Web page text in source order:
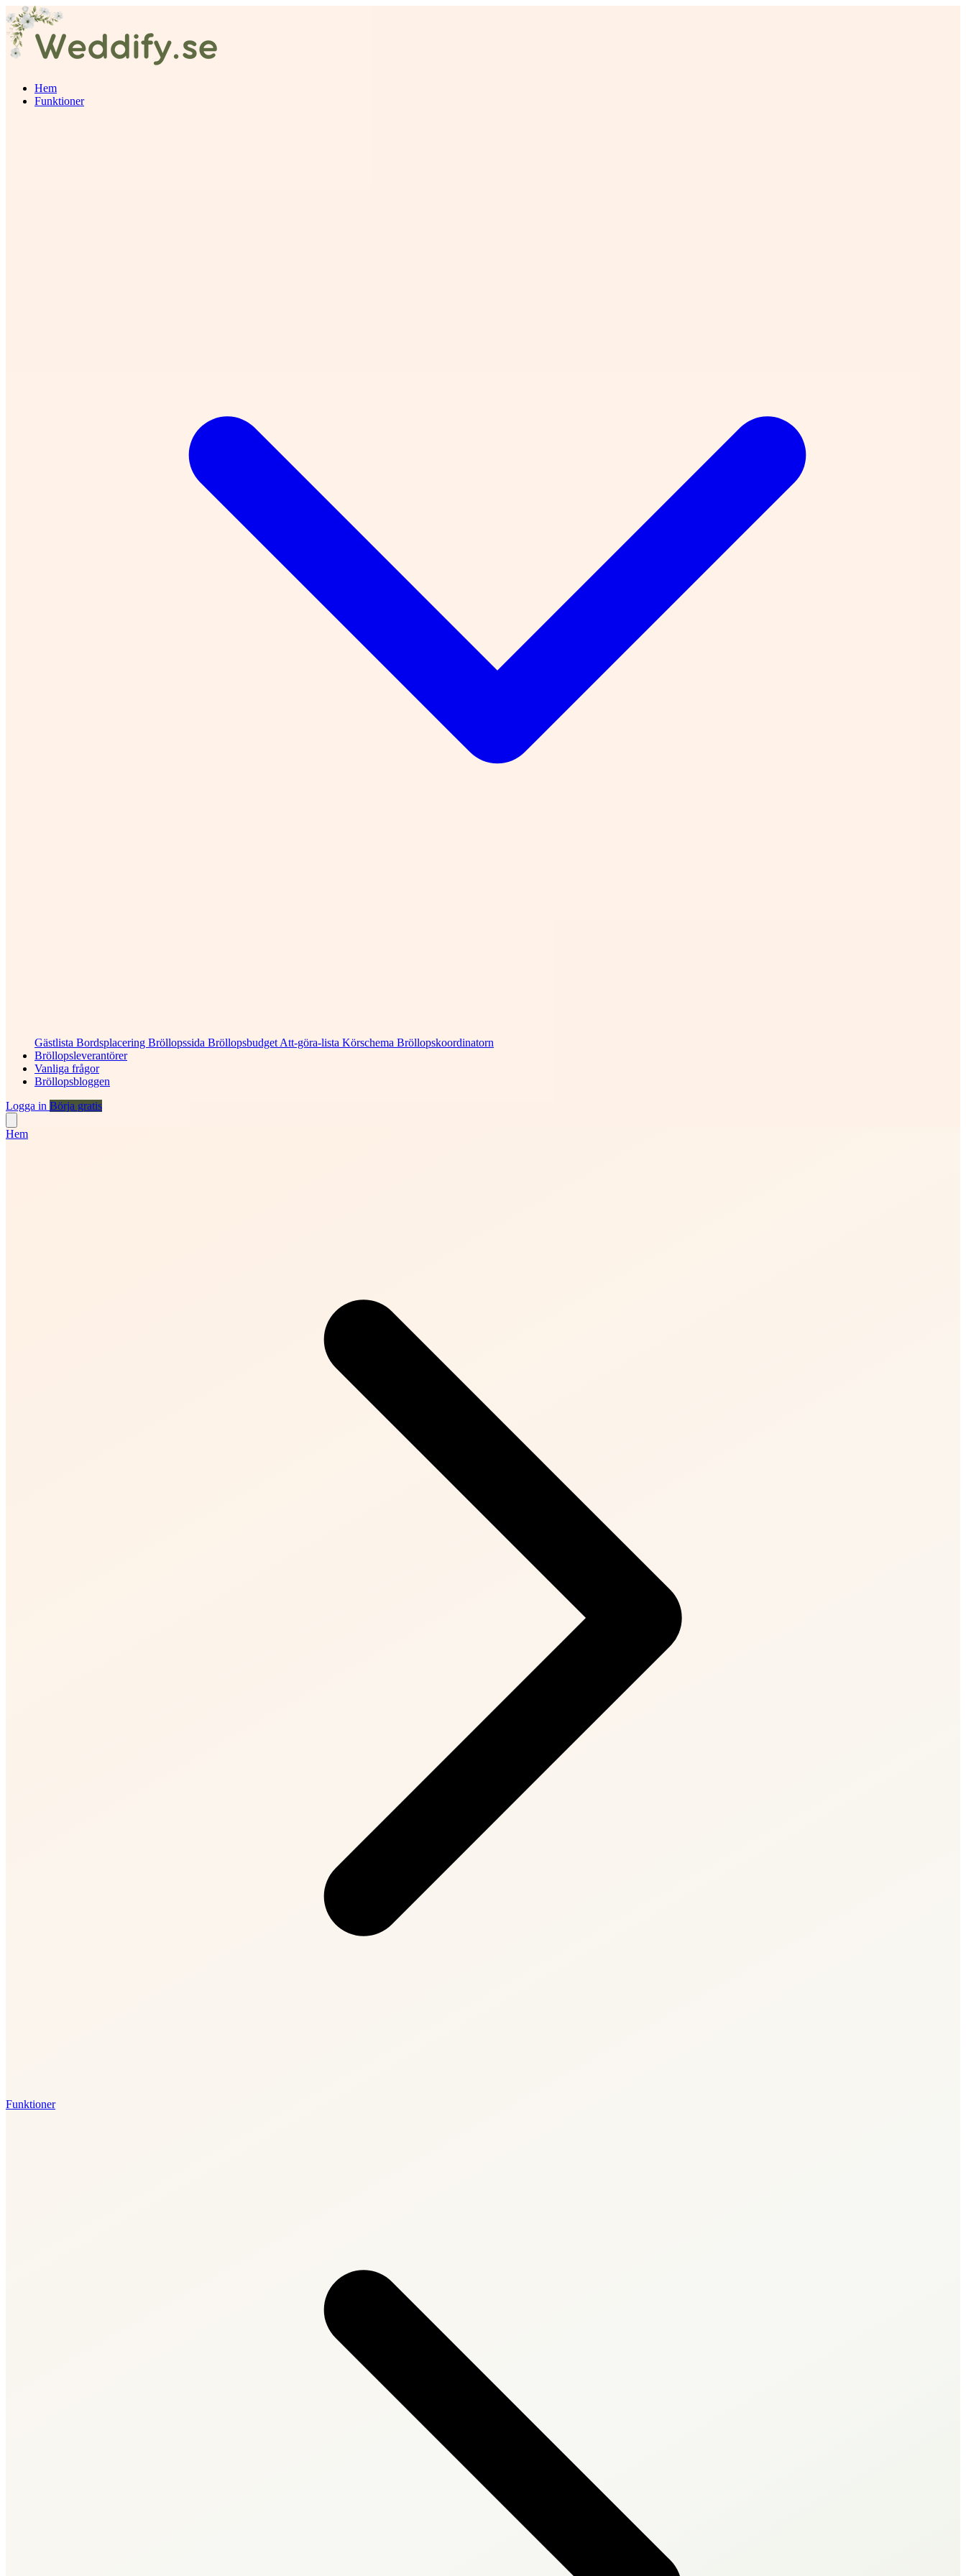
Hem
Funktioner
Gästlista Bordsplacering Bröllopssida Bröllopsbudget Att-göra-lista Körschema Bröllopskoordinatorn
Bröllopsleverantörer
Vanliga frågor
Bröllopsbloggen
Logga in Börja gratis
Hem
Funktioner